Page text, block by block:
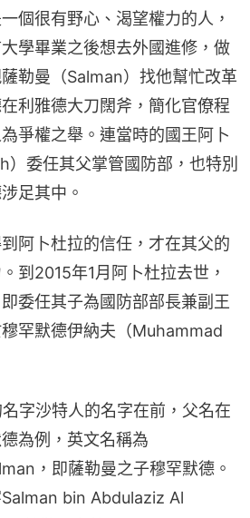
個很有野心、渴望權力的人，
學畢業之後想去外國進修，做
勒曼（Salman）找他幫忙改革
利雅德大刀闊斧，簡化官僚程
爭權之舉。連當時的國王阿卜
委任其父掌管國防部，也特別
足其中。
阿卜杜拉的信任，才在其父的
到2015年1月阿卜杜拉去世，
委任其子為國防部部長兼副王
罕默德伊納夫（Muhammad
字沙特人的名字在前，父名在
為例，英文名稱為
，即薩勒曼之子穆罕默德。
bin Abdulaziz Al